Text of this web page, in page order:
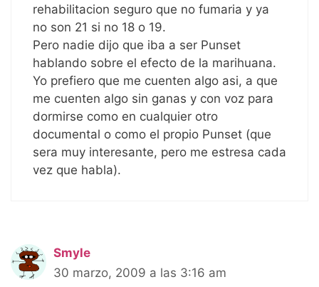
rehabilitacion seguro que no fumaria y ya
no son 21 si no 18 o 19.
Pero nadie dijo que iba a ser Punset
hablando sobre el efecto de la marihuana.
Yo prefiero que me cuenten algo asi, a que
me cuenten algo sin ganas y con voz para
dormirse como en cualquier otro
documental o como el propio Punset (que
sera muy interesante, pero me estresa cada
vez que habla).
Smyle
30 marzo, 2009 a las 3:16 am